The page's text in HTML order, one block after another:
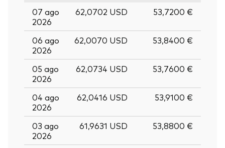
07 ago
2026
62,0702 USD 53,7200 €
06 ago
2026
62,0070 USD 53,8400 €
05 ago
2026
62,0734 USD 53,7600 €
04 ago
2026
62,0416 USD 53,9100 €
03 ago
2026
61,9631 USD 53,8800 €